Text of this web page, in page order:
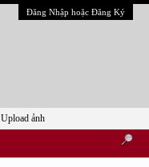
Đăng Nhập hoặc Đăng Ký
Upload ảnh